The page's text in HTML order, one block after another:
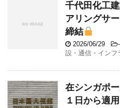
千代田化工
アリングサ
締結
2026/06/29 -
設・通信・インフ
在シンガポ
１日から適